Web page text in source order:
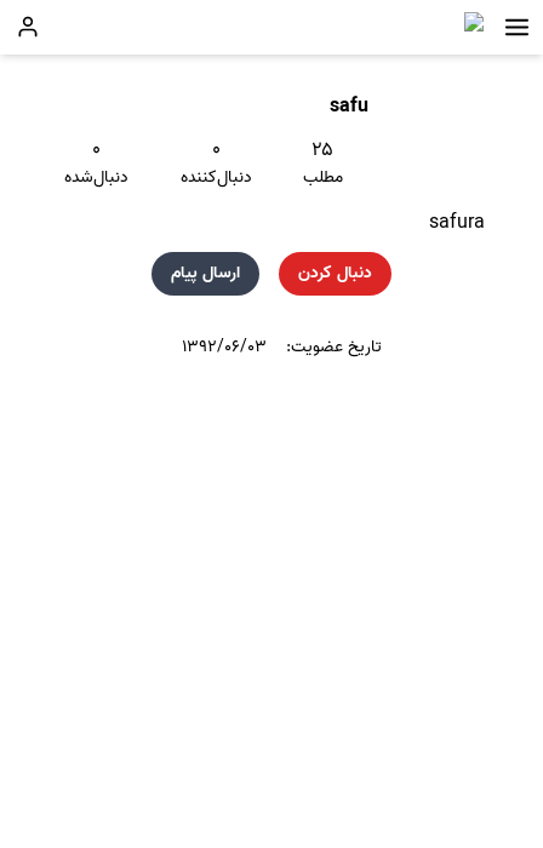
safu
۲۵
مطلب
۰
دنبال‌کننده
۰
دنبال‌شده
safura
دنبال کردن ارسال پیام
تاریخ عضویت: ۱۳۹۲/۰۶/۰۳